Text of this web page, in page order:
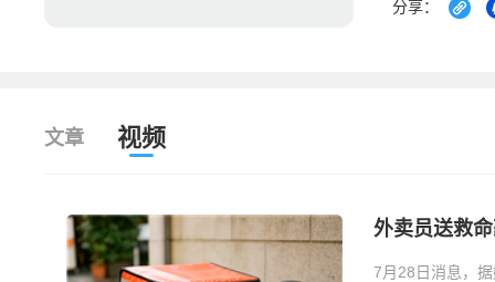
分享：
文章 视频
外卖员送救
7月28日消息，